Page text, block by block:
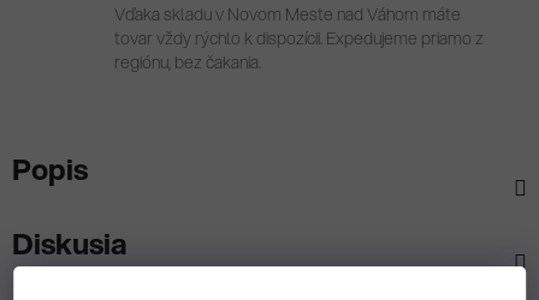
Vďaka skladu v Novom Meste nad Váhom máte
tovar vždy rýchlo k dispozícii. Expedujeme priamo z
regiónu, bez čakania.
Popis
Diskusia